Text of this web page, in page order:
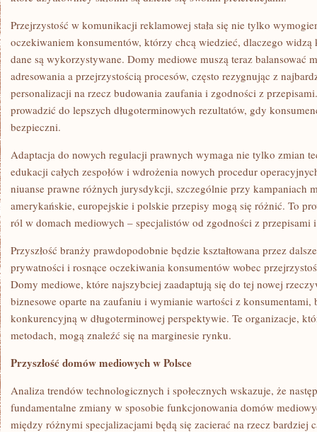
Przejrzystość w komunikacji reklamowej stała się nie tylko
oczekiwaniem konsumentów, którzy chcą wiedzieć, dlaczego
dane są wykorzystywane. Domy mediowe muszą teraz balansować
adresowania a przejrzystością procesów, często rezygnując z
personalizacji na rzecz budowania zaufania i zgodności z
prowadzić do lepszych długoterminowych rezultatów, gdy
bezpieczni.
Adaptacja do nowych regulacji prawnych wymaga nie tylko zmian
edukacji całych zespołów i wdrożenia nowych procedur
niuanse prawne różnych jurysdykcji, szczególnie przy kampaniach
amerykańskie, europejskie i polskie przepisy mogą się różnić. To
ról w domach mediowych – specjalistów od zgodności z
Przyszłość branży prawdopodobnie będzie kształtowana przez
prywatności i rosnące oczekiwania konsumentów wobec
Domy mediowe, które najszybciej zaadaptują się do tej nowej
biznesowe oparte na zaufaniu i wymianie wartości z konsumentami,
konkurencyjną w długoterminowej perspektywie. Te organizacje,
metodach, mogą znaleźć się na marginesie rynku.
Przyszłość domów mediowych w Polsce
Analiza trendów technologicznych i społecznych wskazuje, że
fundamentalne zmiany w sposobie funkcjonowania domów
między różnymi specjalizacjami będą się zacierać na rzecz bardziej